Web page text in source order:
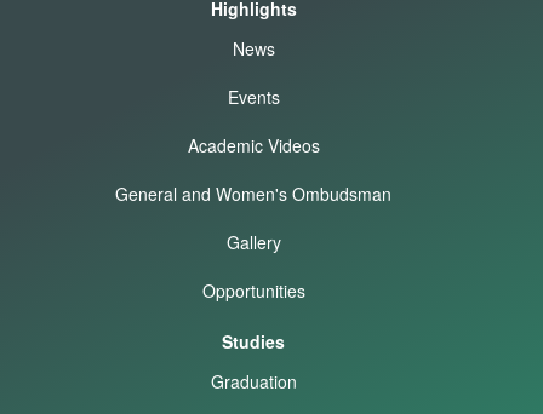
Highlights
News
Events
Academic Videos
General and Women's Ombudsman
Gallery
Opportunities
Studies
Graduation